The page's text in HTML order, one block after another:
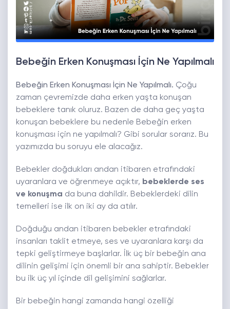
Bebeğin Erken Konuşması İçin Ne Yapılmalı
Bebeğin Erken Konuşması İçin Ne Yapılmalı. Çoğu
zaman çevremizde daha erken yaşta konuşan
bebeklere tanık oluruz. Bazen de daha geç yaşta
konuşan bebeklere bu nedenle Bebeğin erken
konuşması için ne yapılmalı? Gibi sorular sorarız. Bu
yazımızda bu soruyu ele alacağız.
Bebekler doğdukları andan itibaren etrafındaki
uyaranlara ve öğrenmeye açıktır, bebeklerde ses
ve konuşma da buna dahildir. Bebeklerdeki dilin
temelleri ise ilk on iki ay da atılır.
Doğduğu andan itibaren bebekler etrafındaki
insanları taklit etmeye, ses ve uyaranlara karşı da
tepki geliştirmeye başlarlar. İlk üç bir bebeğin ana
dilinin gelişimi için önemli bir ana sahiptir. Bebekler
bu ilk üç yıl içinde dil gelişimini sağlarlar.
Bir bebeğin hangi zamanda hangi özelliği